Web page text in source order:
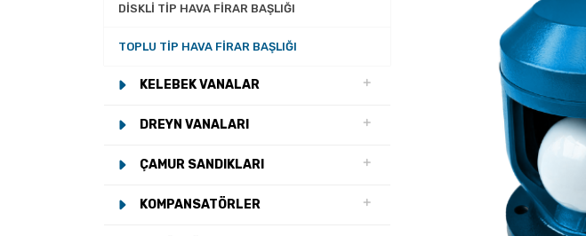
DISKLI TIP HAVA FIRAR BAŞLIĞI
TOPLU TIP HAVA FIRAR BAŞLIĞI
KELEBEK VANALAR
DREYN VANALARI
ÇAMUR SANDIKLARI
KOMPANSATÖRLER